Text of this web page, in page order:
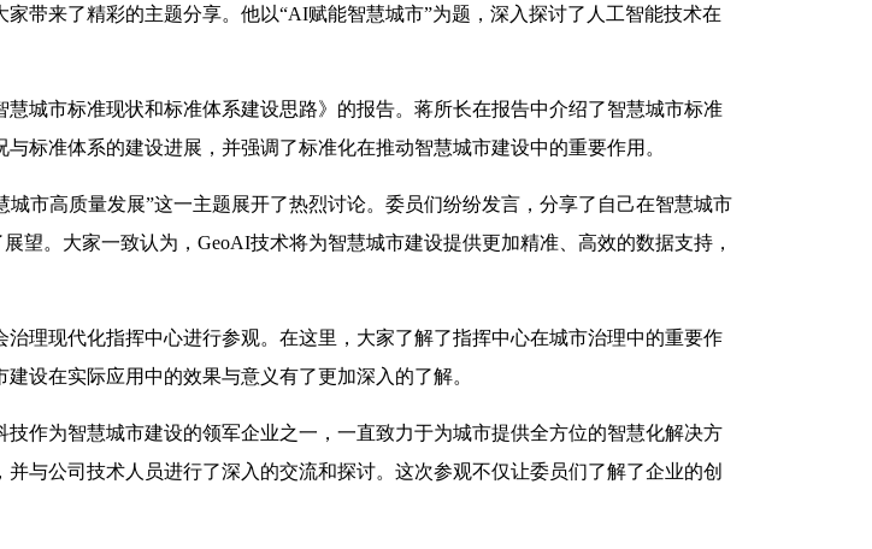
带来了精彩的主题分享。他以“AI赋能智慧城市”为题，深入探讨了人工智能技术在
城市标准现状和标准体系建设思路》的报告。蒋所长在报告中介绍了智慧城市标准
标准体系的建设进展，并强调了标准化在推动智慧城市建设中的重要作用。
市高质量发展”这一主题展开了热烈讨论。委员们纷纷发言，分享了自己在智慧城市
望。大家一致认为，GeoAI技术将为智慧城市建设提供更加精准、高效的数据支持，
理现代化指挥中心进行参观。在这里，大家了解了指挥中心在城市治理中的重要作
设在实际应用中的效果与意义有了更加深入的了解。
作为智慧城市建设的领军企业之一，一直致力于为城市提供全方位的智慧化解决方
与公司技术人员进行了深入的交流和探讨。这次参观不仅让委员们了解了企业的创